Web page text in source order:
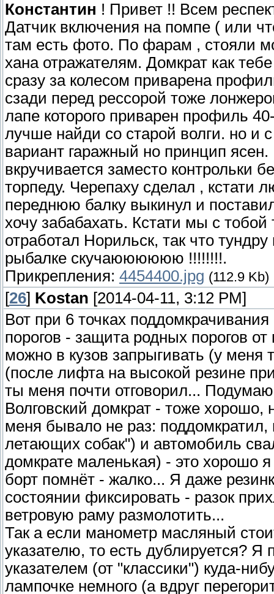
Константин ! Привет !! Всем
Датчик включения на помпе ( или
там есть фото. По фарам , стояли
хана отражателям. Домкрат как
сразу за колесом приварена
сзади перед рессорой тоже
лапе которого приварен профиль
лучше найди со старой волги. но и
вариант гаражный но принцип
вкручивается заместо контрольки
торпеду. Черепаху сделал , кстати
переднюю балку выкинул и
хочу забабахать. Кстати мы с
отработал Норильск, так что
рыбалке скучаюююююю !!!!!!!!.
Прикрепления: 4454400.jpg (112.9 Kb)
[26] Kostan [2014-04-11, 3:12 PM]
Вот при 6 точках
порогов - защита родных порогов
можно в кузов запрыгивать (у
(после лифта на высокой резине
ты меня почти отговорил...
Волговский домкрат - тоже хорошо,
меня бывало не раз: поддомкратил,
летающих собак") и автомобиль
домкрате маленькая) - это хорошо
борт помнёт - жалко... Я даже
состоянии фиксировать - разок
ветровую раму размолотить...
Так а если манометр масляный
указателю, то есть дублируется? Я
указателем (от "классики") куда-
лампочке немного (а вдруг